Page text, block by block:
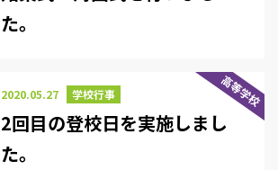
た。
高等学校
2020.05.27 学校行事
2回目の登校日を実施しまし
た。